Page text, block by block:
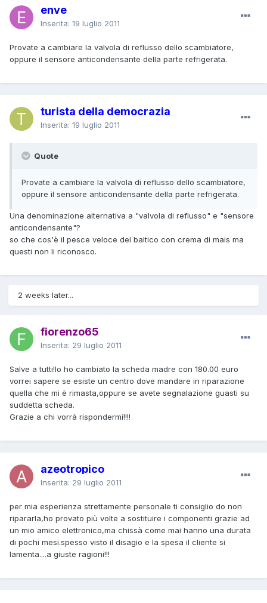
enve
Inserita: 19 luglio 2011
Provate a cambiare la valvola di reflusso dello scambiatore,
oppure il sensore anticondensante della parte refrigerata.
turista della democrazia
Inserita: 19 luglio 2011
Quote
Provate a cambiare la valvola di reflusso dello scambiatore,
oppure il sensore anticondensante della parte refrigerata.
Una denominazione alternativa a "valvola di reflusso" e "sensore
anticondensante"?
so che cos'è il pesce veloce del baltico con crema di mais ma
questi non li riconosco.
2 weeks later...
fiorenzo65
Inserita: 29 luglio 2011
Salve a tutti!Io ho cambiato la scheda madre con 180.00 euro
vorrei sapere se esiste un centro dove mandare in riparazione
quella che mi è rimasta,oppure se avete segnalazione guasti su
suddetta scheda.
Grazie a chi vorrà rispondermi!!!!
azeotropico
Inserita: 29 luglio 2011
per mia esperienza strettamente personale ti consiglio do non
ripararla,ho provato più volte a sostituire i componenti grazie ad
un mio amico elettronico,ma chissà come mai hanno una durata
di pochi mesi.spesso visto il disagio e la spesa il cliente si
lamenta....a giuste ragioni!!!